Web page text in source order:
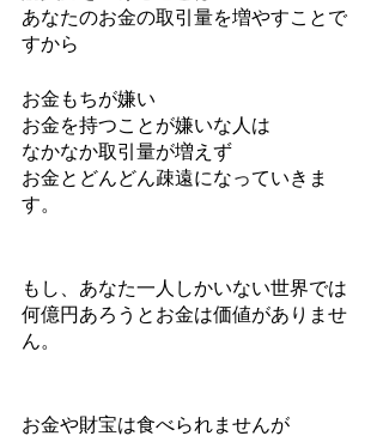
あなたのお金の取引量を増やすことで
すから
お金もちが嫌い
お金を持つことが嫌いな人は
なかなか取引量が増えず
お金とどんどん疎遠になっていきま
す。
もし、あなた一人しかいない世界では
何億円あろうとお金は価値がありませ
ん。
お金や財宝は食べられませんが